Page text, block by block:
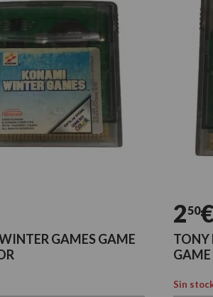
GAMES GAME
250
TONY
GAME
Sin